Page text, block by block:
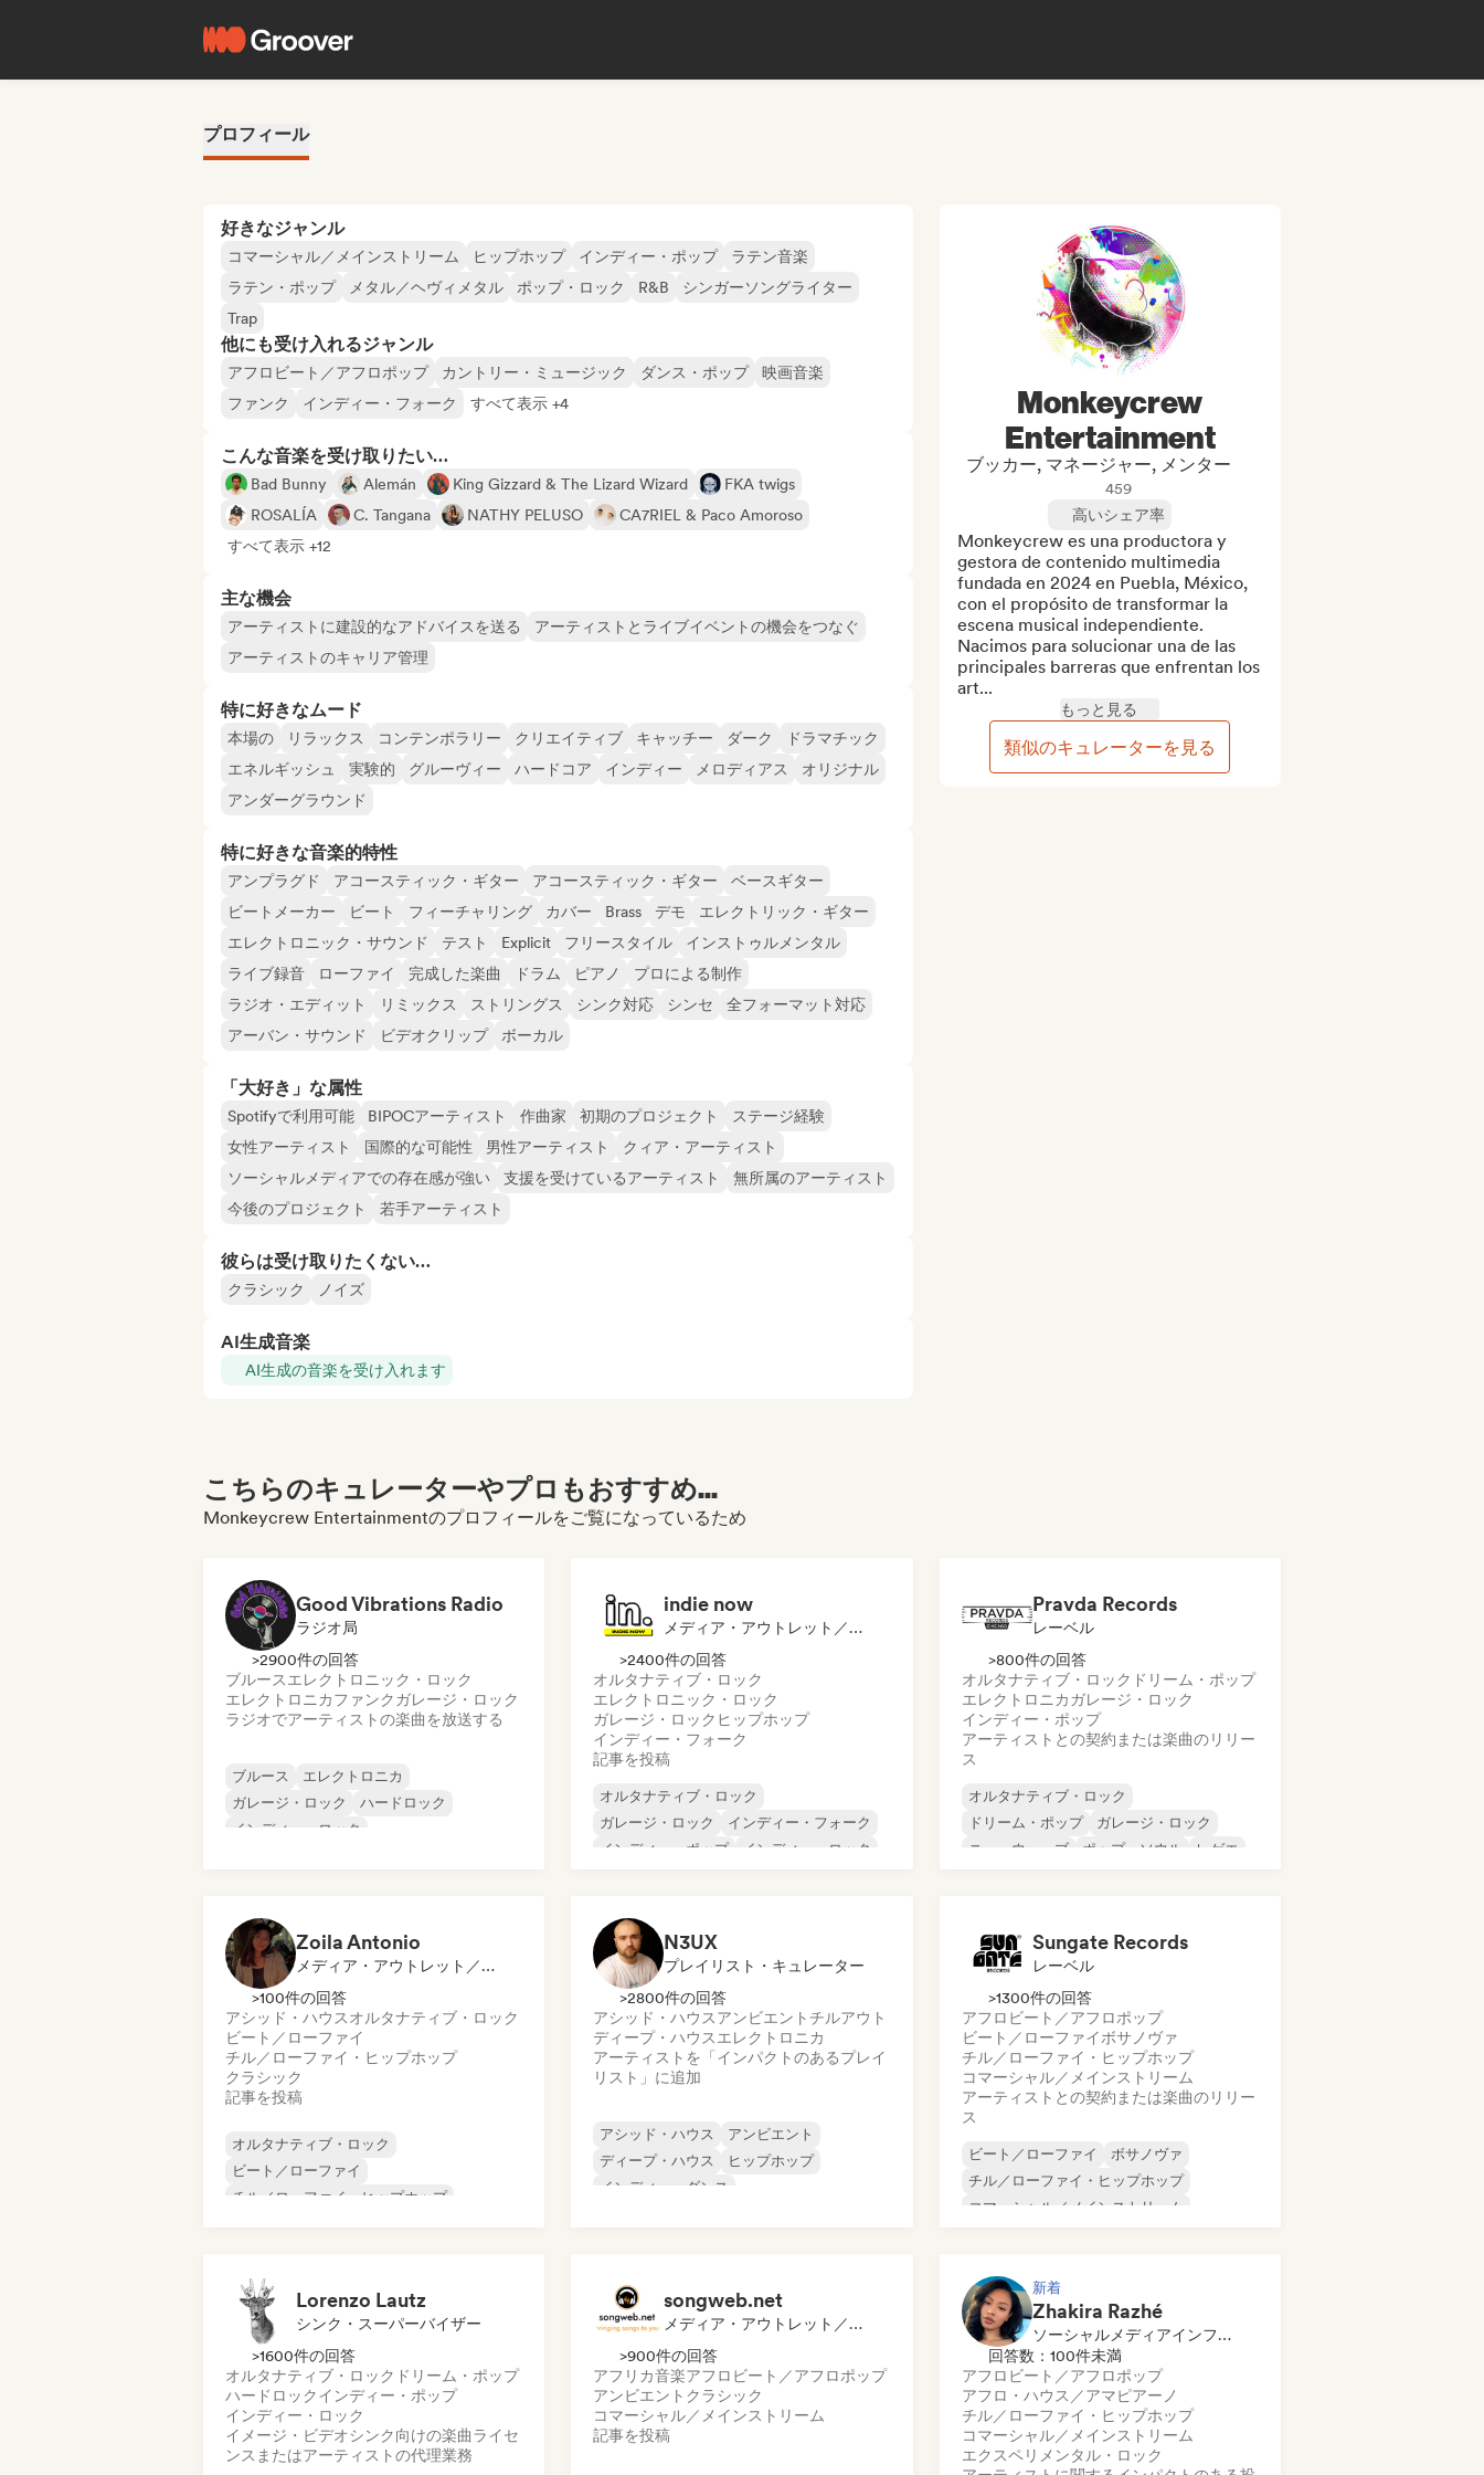
プロフィール
好きなジャンル
コマーシャル／メインストリーム ヒップホップ インディー・ポップ
ラテン音楽
ラテン・ポップ
メタル／ヘヴィメタル ポップ・ロック R&B
シンガーソングライター
Trap
他にも受け入れるジャンル
アフロビート／アフロポップ カントリー・ミュージック ダンス・ポップ
映画音楽
ファンク
インディー・フォーク すべて表示 +4
こんな音楽を受け取りたい…
Bad Bunny Alemán King Gizzard & The Lizard Wizard
FKA twigs
ROSALÍA
C. Tangana NATHY PELUSO
CA7RIEL & Paco Amoroso
すべて表示 +12
主な機会
アーティストに建設的なアドバイスを送る
アーティストとライブイベントの機会をつなぐ
アーティストのキャリア管理
特に好きなムード
本場の リラックス コンテンポラリー クリエイティブ キャッチー ダーク
ドラマチック
エネルギッシュ
実験的 グルーヴィー ハードコア インディー メロディアス
オリジナル
アンダーグラウンド
特に好きな音楽的特性
アンプラグド アコースティック・ギター アコースティック・ギター
ベースギター
ビートメーカー
ビート フィーチャリング カバー Brass デモ
エレクトリック・ギター
エレクトロニック・サウンド
テスト Explicit フリースタイル
インストゥルメンタル
ライブ録音
ローファイ 完成した楽曲 ドラム ピアノ
プロによる制作
ラジオ・エディット
リミックス ストリングス シンク対応 シンセ
全フォーマット対応
アーバン・サウンド
ビデオクリップ ボーカル
「大好き」な属性
Spotifyで利用可能 BIPOCアーティスト 作曲家 初期のプロジェクト
ステージ経験
女性アーティスト
国際的な可能性 男性アーティスト
クィア・アーティスト
ソーシャルメディアでの存在感が強い
支援を受けているアーティスト
無所属のアーティスト
今後のプロジェクト
若手アーティスト
彼らは受け取りたくない…
クラシック ノイズ
AI生成音楽
AI生成の音楽を受け入れます
Monkeycrew
Entertainment
ブッカー, マネージャー, メンター
459
高いシェア率
Monkeycrew es una productora y
gestora de contenido multimedia
fundada en 2024 en Puebla, México,
con el propósito de transformar la
escena musical independiente.
Nacimos para solucionar una de las
principales barreras que enfrentan los
art...
もっと見る
類似のキュレーターを見る
こちらのキュレーターやプロもおすすめ...
Monkeycrew Entertainmentのプロフィールをご覧になっているため
Good Vibrations Radio
ラジオ局
>2900件の回答
ブルースエレクトロニック・ロック
エレクトロニカファンクガレージ・ロック
ラジオでアーティストの楽曲を放送する
ブルース
エレクトロニカ
ガレージ・ロック
ハードロック
インディー・ロック
ック
indie now
メディア・アウトレット／ジャーナリスト
>2400件の回答
オルタナティブ・ロック
エレクトロニック・ロック
ガレージ・ロック ヒップホップ
インディー・フォーク
記事を投稿
オルタナティブ・ロック
ガレージ・ロック
インディー・フォーク
インディー・ポップ
インディー・ロック
Pravda Records
レーベル
>800件の回答
オルタナティブ・ロック ドリーム・ポップ
エレクトロニカガレージ・ロック
インディー・ポップ
アーティストとの契約または楽曲のリリー
ス
オルタナティブ・ロック
ドリーム・ポップ
ガレージ・ロック
ニューウェーブ
ポップ・ソウル
レゲエ
Zoila Antonio
メディア・アウトレット／ジャーナリスト
>100件の回答
アシッド・ハウスオルタナティブ・ロック
ビート／ローファイ
チル／ローファイ・ヒップホップ
クラシック
記事を投稿
オルタナティブ・ロック
ビート／ローファイ
チル／ローファイ・ヒップホップ
ドリーム・ポップ
N3UX
プレイリスト・キュレーター
>2800件の回答
アシッド・ハウスアンビエント チルアウト
ディープ・ハウスエレクトロニカ
アーティストを「インパクトのあるプレイ
リスト」に追加
アシッド・ハウス
アンビエント
ディープ・ハウス
ヒップホップ
インディー・ダンス
Sungate Records
レーベル
>1300件の回答
アフロビート／アフロポップ
ビート／ローファイボサノヴァ
チル／ローファイ・ヒップホップ
コマーシャル／メインストリーム
アーティストとの契約または楽曲のリリー
ス
ビート／ローファイ
ボサノヴァ
チル／ローファイ・ヒップホップ
コマーシャル／メインストリーム
Lorenzo Lautz
シンク・スーパーバイザー
>1600件の回答
オルタナティブ・ロック ドリーム・ポップ
ハードロックインディー・ポップ
インディー・ロック
イメージ・ビデオシンク向けの楽曲ライセ
ンスまたはアーティストの代理業務
songweb.net
メディア・アウトレット／ジャーナリスト
>900件の回答
アフリカ音楽アフロビート／アフロポップ
アンビエント クラシック
コマーシャル／メインストリーム
記事を投稿
新着
Zhakira Razhé
ソーシャルメディアインフルエンサー
回答数：100件未満
アフロビート／アフロポップ
アフロ・ハウス／アマピアーノ
チル／ローファイ・ヒップホップ
コマーシャル／メインストリーム
エクスペリメンタル・ロック